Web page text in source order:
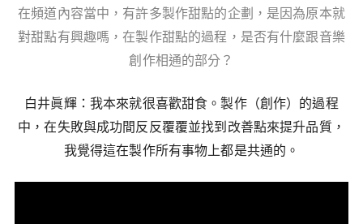
在頻道內容當中，有許多製作甜點的企劃，是因為原本就
對甜點有興趣嗎，在製作甜點的過程，是否有什麼跟音樂
創作相通的部分？
白井眞輝：我本來就很喜歡甜食。製作（創作）的過程
中，在失敗與成功間反反覆覆並找到改善點來提升品質，
我覺得這在製作所有事物上都是共通的。